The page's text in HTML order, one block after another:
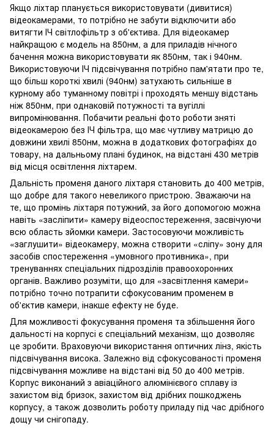
Якщо ліхтар планується використовувати (дивитися)
відеокамерами, то потрібно не забути відключити або
витягти ІЧ світлофільтр з об'єктива. Для відеокамер
найкращою є модель на 850нм, а для приладів нічного
бачення можна використовувати як 850нм, так і 940нм.
Використовуючи ІЧ підсвічування потрібно пам'ятати про те,
що більш короткі хвилі (940нм) затухають сильніше в
курному або туманному повітрі і проходять меншу відстань
ніж 850нм, при однаковій потужності та вугіллі
випромінювання. Побачити реальні фото роботи зняті
відеокамерою без ІЧ фільтра, що має чутливу матрицю до
довжини хвилі 850нм, можна в додаткових фотографіях до
товару, на дальньому плані будинок, на відстані 430 метрів
від місця освітлення ліхтарем.
Дальність променя даного ліхтаря становить до 400 метрів,
що добре для такого невеликого пристрою. Зважаючи на
те, що промінь ліхтаря потужний, за його допомогою можна
навіть «засліпити» камеру відеоспостереження, засвічуючи
всю область зйомки камери. Застосовуючи можливість
«заглушити» відеокамеру, можна створити «сліпу» зону для
засобів спостереження «умовного противника», при
тренуваннях спеціальних підрозділів правоохоронних
органів. Важливо розуміти, що для «засвітлення камери»
потрібно точно потрапити сфокусованим променем в
об'єктив камери, інакше ефекту не буде.
Для можливості фокусування променя та збільшення його
дальності на корпусі є спеціальний механізм, що дозволяє
це зробити. Враховуючи використання оптичних лінз, якість
підсвічування висока. Залежно від сфокусованості променя
підсвічування можливе на відстані від 50 до 400 метрів.
Корпус виконаний з авіаційного алюмінієвого сплаву із
захистом від бризок, захистом від дрібних пошкоджень
корпусу, а також дозволить роботу приладу під час дрібного
дощу чи снігопаду.